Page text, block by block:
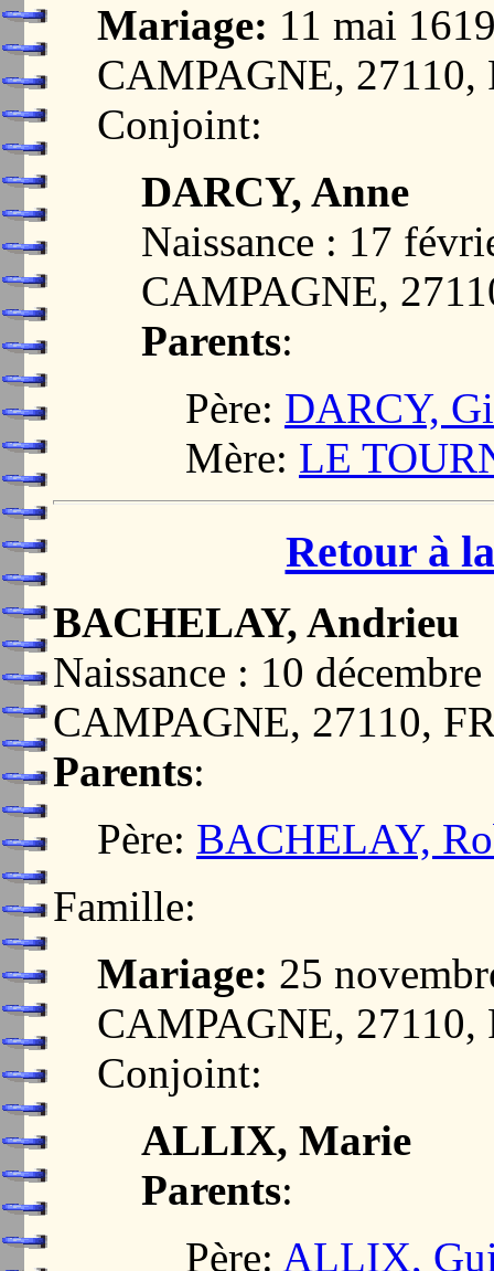
Mariage: 11 mai
CAMPAGNE, 27110,
Conjoint:
DARCY, Anne
Naissance : 17
CAMPAGNE,
Parents:
Père: DARCY,
Mère: LE
Retour à
BACHELAY, Andrieu
Naissance : 10
CAMPAGNE, 27110,
Parents:
Père: BACHELAY,
Famille:
Mariage: 25
CAMPAGNE, 27110,
Conjoint:
ALLIX, Marie
Parents:
Père: ALLIX,